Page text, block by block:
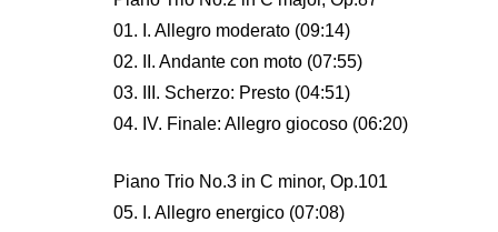
01. I. Allegro moderato (09:14)
02. II. Andante con moto (07:55)
03. III. Scherzo: Presto (04:51)
04. IV. Finale: Allegro giocoso (06:20)
Piano Trio No.3 in C minor, Op.101
05. I. Allegro energico (07:08)